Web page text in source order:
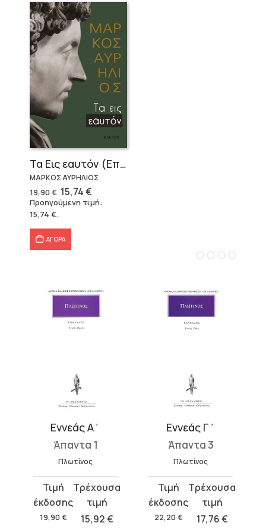
Τα Εις εαυτόν (Επίτομο) – Μάρκος Αυρήλιος
ΜΑΡΚΟΣ ΑΥΡΗΛΙΟΣ
19,90€ Original
price
was:
15,74€Η
τρέχουσα
τιμή
Προηγούμενη τιμή:
15,74 €.
ΑΓΟΡΑ
Εννεάς Α΄
Άπαντα 1
Πλωτίνος
19,90 €
Original
price
was:
15,92€
τρέχουσα
τιμή
Εννεάς Γ΄
Άπαντα 3
Πλωτίνος
22,20 €
Original
price
was:
17,76€
τρέχουσα
τιμή